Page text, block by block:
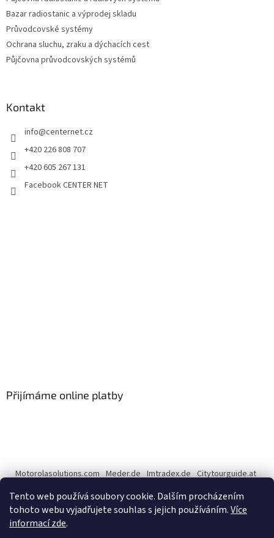
Tento web používá soubory cookie. Dalším procházením
tohoto webu vyjadřujete souhlas s jejich používáním.Více
informací zde.
Bazar radiostanic a výprodej skladu
Průvodcovské systémy
Ochrana sluchu, zraku a dýchacích cest
Půjčovna průvodcovských systémů
Kontakt
info@centernet.cz
+420 226 808 707
+420 605 267 131
Facebook CENTER NET
Přijímáme online platby
Motorolasolutions.com Meder.de Imtradex.de Citytourguide.at